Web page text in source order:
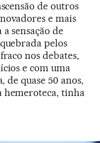
de outros
e mais
sensação de
pelos
nos debates,
e com uma
quase 50 anos,
hemeroteca, tinha